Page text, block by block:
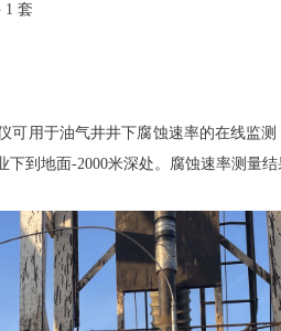
套
可用于油气井井下腐蚀速率的在线监
下到地面-2000米深处。腐蚀速率测量